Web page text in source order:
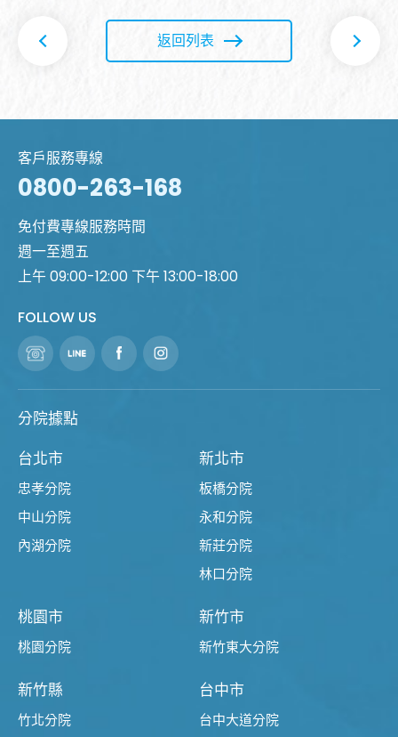
返回列表
客戶服務專線
0800-263-168
免付費專線服務時間
週一至週五
上午 09:00-12:00 下午 13:00-18:00
FOLLOW US
分院據點
台北市
忠孝分院
中山分院
內湖分院
新北市
板橋分院
永和分院
新莊分院
林口分院
桃園市
桃園分院
新竹市
新竹東大分院
新竹縣
竹北分院
台中市
台中大道分院